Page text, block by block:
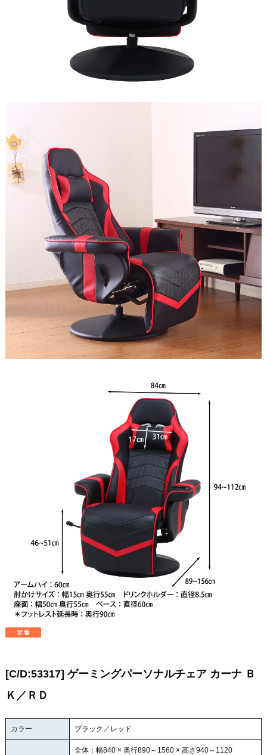
[C/D:53317] ゲーミングパーソナルチェア カーナ Ｂ
Ｋ／ＲＤ
カラー ブラック／レッド
全体：幅840 × 奥行890～1560 × 高さ940～1120